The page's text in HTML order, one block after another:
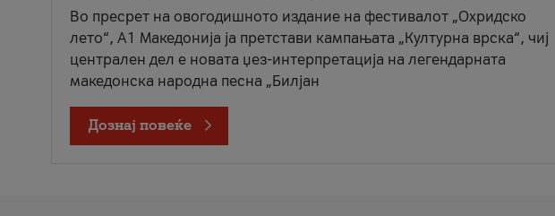
Во пресрет на овогодишното издание на фестивалот „Охридско
лето“, А1 Македонија ја претстави кампањата „Културна врска“, чиј
централен дел е новата џез-интерпретација на легендарната
македонска народна песна „Билјан
Дознај повеќе